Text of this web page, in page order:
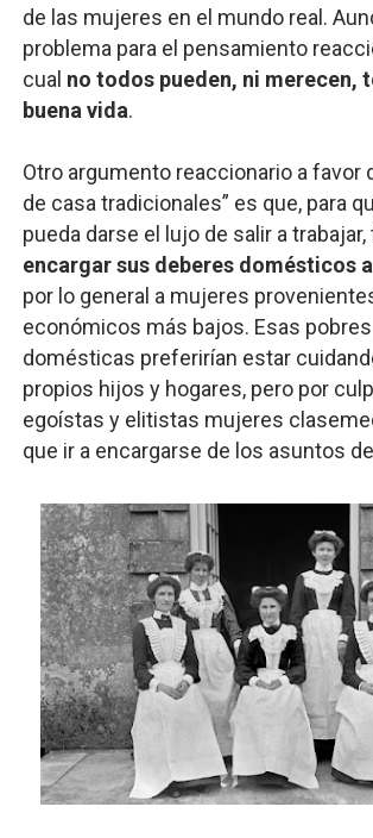
de las mujeres en el mundo real.
problema para el pensamiento
cual no todos pueden, ni merecen,
buena vida.
Otro argumento reaccionario a favor
de casa tradicionales” es que, para
pueda darse el lujo de salir a
encargar sus deberes domésticos
por lo general a mujeres
económicos más bajos. Esas
domésticas preferirían estar
propios hijos y hogares, pero por
egoístas y elitistas mujeres
que ir a encargarse de los asuntos